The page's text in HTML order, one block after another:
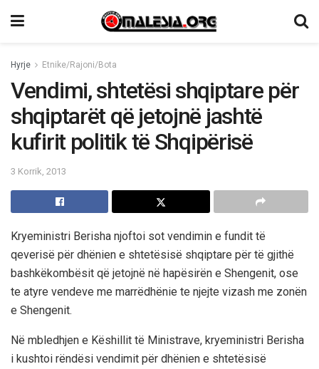
Hyrje Etnike/Rajoni/Bota
Vendimi, shtetësi shqiptare për
shqiptarët që jetojnë jashtë
kufirit politik të Shqipërisë
3 Korrik, 2013
Kryeministri Berisha njoftoi sot vendimin e fundit të
qeverisë për dhënien e shtetësisë shqiptare për të gjithë
bashkëkombësit që jetojnë në hapësirën e Shengenit, ose
te atyre vendeve me marrëdhënie te njejte vizash me zonën
e Shengenit.
Në mbledhjen e Këshillit të Ministrave, kryeministri Berisha
i kushtoi rëndësi vendimit për dhënien e shtetësisë